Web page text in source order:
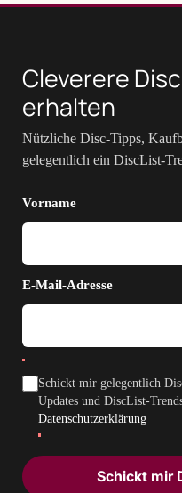
Cleverere
erhalten
Nützliche Disc-Tipps,
gelegentlich ein DiscList-
Vorname
E-Mail-Adresse
Schickt mir gelegentlich
Updates und DiscList-
Datenschutzerklärung
Schickt mir